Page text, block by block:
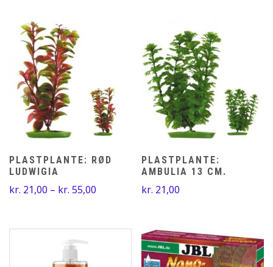
PLASTPLANTE: RØD
LUDWIGIA
kr. 21,00 – kr. 55,00 Prisinterval:
kr. 55,00
PLASTPLANTE:
AMBULIA 13 CM.
kr. 21,00